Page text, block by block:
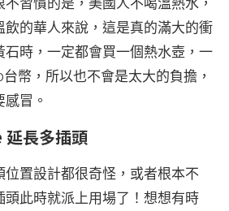
習慣的是，美國人不喝溫熱水，
飲的華人來說，這是真的滿大的衝
石時，一定都會買一個熱水壺，一
幣，所以也不會是太大的負擔，
冒。
長多插頭
置設計都很奇怪，或者根本不
頭此時就派上用場了！想想有時